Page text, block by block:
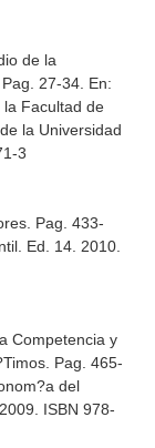
de la
27-34. En:
Facultad de
la Universidad
3
Pag. 433-
. Ed. 14. 2010.
Competencia y
Pag. 465-
del
2009. ISBN 978-